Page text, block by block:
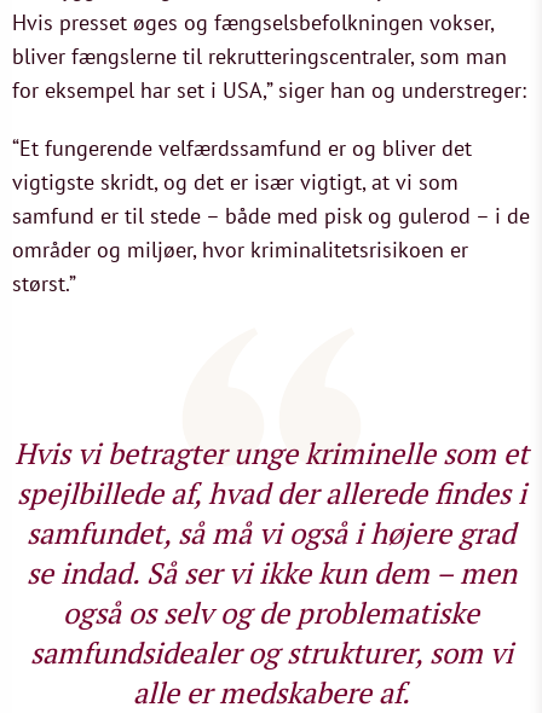
Hvis presset øges og fængselsbefolkningen vokser,
bliver fængslerne til rekrutteringscentraler, som man
for eksempel har set i USA,” siger han og understreger:
“Et fungerende velfærdssamfund er og bliver det
vigtigste skridt, og det er især vigtigt, at vi som
samfund er til stede – både med pisk og gulerod – i de
områder og miljøer, hvor kriminalitetsrisikoen er
størst.”
Hvis vi betragter unge kriminelle som et
spejlbillede af, hvad der allerede findes i
samfundet, så må vi også i højere grad
se indad. Så ser vi ikke kun dem – men
også os selv og de problematiske
samfundsidealer og strukturer, som vi
alle er medskabere af.